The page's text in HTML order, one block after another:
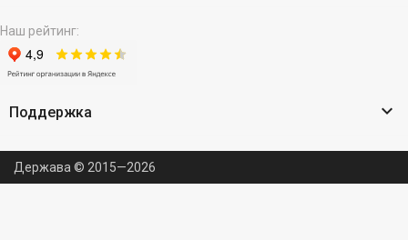
Наш рейтинг:
Поддержка 
Держава © 2015—2026